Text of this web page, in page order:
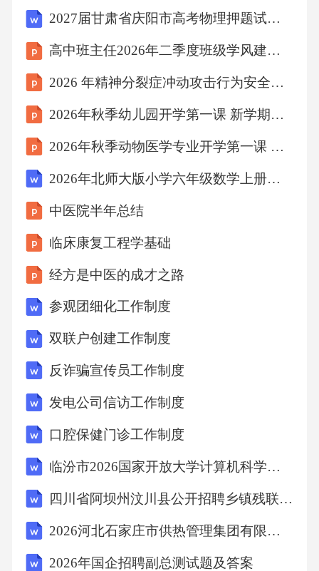
蓄凝练。③语言精炼、冷峻、幽默，富于生命
定于发音体振动的频率。②音强，指声音的强
弱，决定于振幅。③音长，指声音的长短，决
定于发音体振动持续时间。④音色，指声音的
特色，决定于声波的形式。4.现实主义文学基本
造典型环境中的典型人物。③描写细节的真
实。④作家思想倾向通过情节和场面自然流
露。⑤多采用写实的表现手法。5.文学鉴赏“共
鸣”产生原因：①作品深刻揭示了具有普遍意义
的人性、情感或社会问题。②读者的经历、情
感与作品表达的内容有相似或相通之处。③作
品强大的艺术感染力触动了读者的心灵。④时
代的相似性使读者对作品产生深刻理解与认
位：唐代诗歌是中国古典诗歌发展的顶峰，题
材广阔，流派纷呈，体裁完备，名家辈出，作
品艺术水平极高，代表了中华诗歌文化的最高
成就。影响：①对后世诗歌创作产生深远影
响，成为历代诗人学习的典范。②诗歌中蕴含
的审美理想、人文精神深刻塑造了民族性格和
文化心理。③促进了东亚汉文化圈文学的发
2027届甘肃省庆阳市高考物理押题试卷（含答案解析）
高中班主任2026年二季度班级学风建设工作总结
2026 年精神分裂症冲动攻击行为安全护理个案
2026年秋季幼儿园开学第一课 新学期学习规划主题班会
2026年秋季动物医学专业开学第一课 职业发展前景分析讲座方案
2026年北师大版小学六年级数学上册课时《数学总结》教案
中医院半年总结
临床康复工程学基础
经方是中医的成才之路
参观团细化工作制度
双联户创建工作制度
反诈骗宣传员工作制度
发电公司信访工作制度
口腔保健门诊工作制度
临汾市2026国家开放大学计算机科学与技术-期末考试提分复习题(含答案)
四川省阿坝州汶川县公开招聘乡镇残联专干备考题库（2人）含答案详解（完整版）
2026河北石家庄市供热管理集团有限公司招聘25人备考题库及参考答案详解
2026年国企招聘副总测试题及答案